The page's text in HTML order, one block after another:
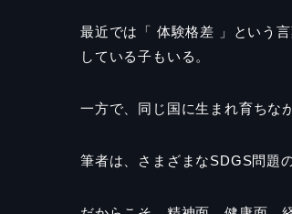
最近では「 体験格差 」という
している子もいる。
一方で、同じ国に生まれ育ちな
筆者は、さまざまなSDGS問題